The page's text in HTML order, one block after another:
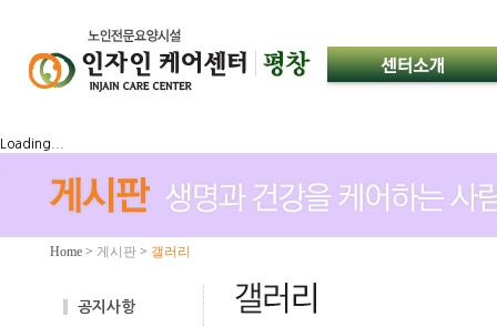
Loading...
Home > 게시판 > 갤러리
공지사항